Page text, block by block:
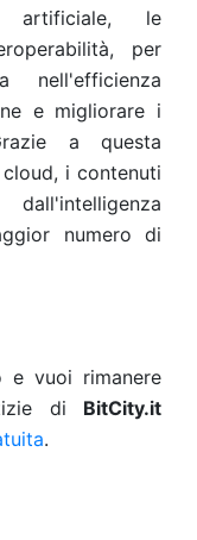
artificiale, le
per
e migliorare i
a questa
i contenuti
numero di
vuoi rimanere
di BitCity.it
.